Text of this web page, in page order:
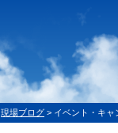
現場ブログ > イベント・キャ